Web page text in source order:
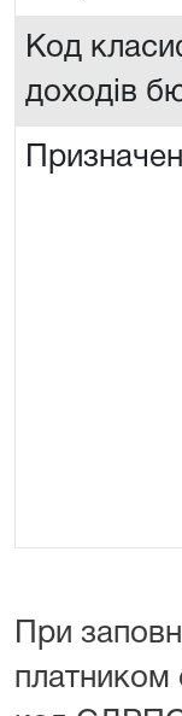
Код
доходів
При
платником